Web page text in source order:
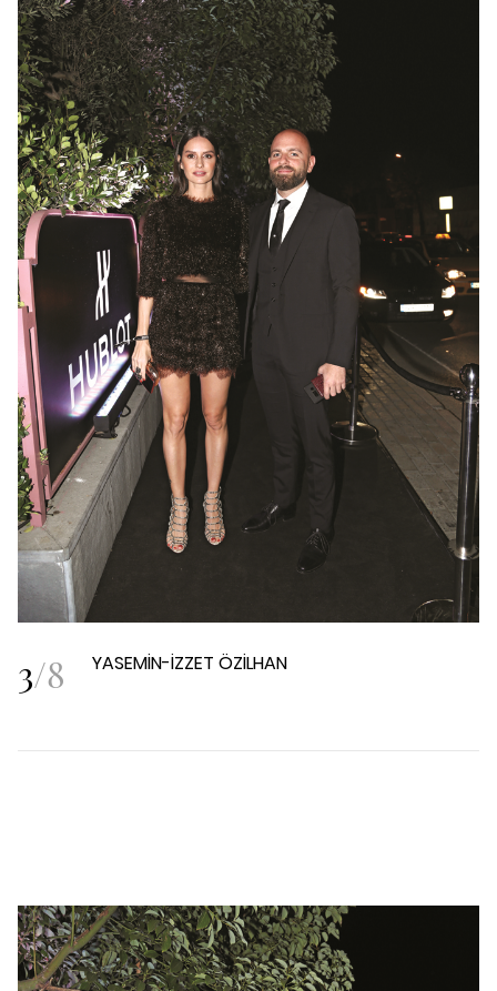
3/8 YASEMİN-İZZET ÖZİLHAN